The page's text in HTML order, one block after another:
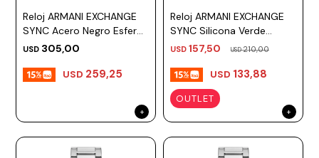
Reloj ARMANI EXCHANGE
SYNC Acero Negro Esfera
42mm
USD 305,00
USD 259,25
Reloj ARMANI EXCHANGE
SYNC Silicona Verde
Esfera 44mm
USD 157,50 USD210,00
USD 133,88
OUTLET